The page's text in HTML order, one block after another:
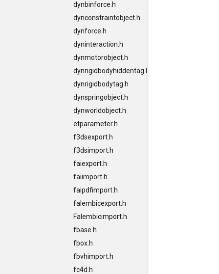
dynbinforce.h
dynconstraintobject.h
dynforce.h
dyninteraction.h
dynmotorobject.h
dynrigidbodyhiddentag.h
dynrigidbodytag.h
dynspringobject.h
dynworldobject.h
etparameter.h
f3dsexport.h
f3dsimport.h
faiexport.h
faiimport.h
faipdfimport.h
falembicexport.h
Falembicimport.h
fbase.h
fbox.h
fbvhimport.h
fc4d.h